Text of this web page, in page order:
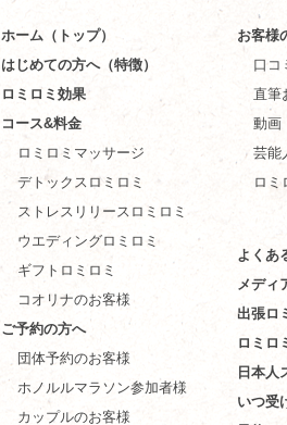
ホーム（トップ）
はじめての方へ（特徴）
ロミロミ効果
コース&料金
ロミロミマッサージ
デトックスロミロミ
ストレスリリースロミロミ
ウエディングロミロミ
ギフトロミロミ
コオリナのお客様
ご予約の方へ
団体予約のお客様
ホノルルマラソン参加者様
カップルのお客様
お客様
口コ
直筆
動画
芸能
ロミ
よくあ
メディ
出張ロ
ロミロ
日本人
いつ受